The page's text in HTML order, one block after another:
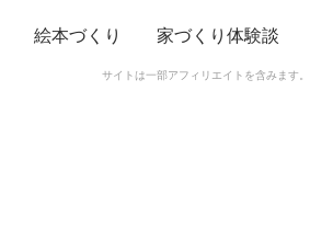
サイトは一部アフィリエイトを含みます。
絵本づくり 家づくり体験談